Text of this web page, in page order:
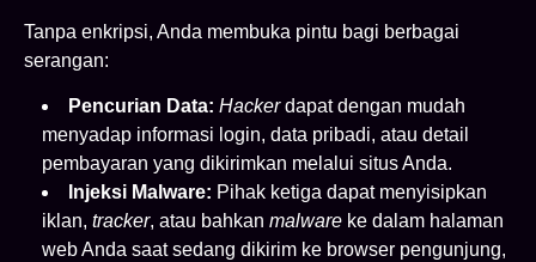
Tanpa enkripsi, Anda membuka pintu bagi berbagai
serangan:
Pencurian Data: Hackerdapat dengan mudah
menyadap informasi login, data pribadi, atau detail
pembayaran yang dikirimkan melalui situs Anda.
Injeksi Malware: Pihak ketiga dapat menyisipkan
iklan, tracker, atau bahkan malware ke dalam halaman
web Anda saat sedang dikirim ke browser pengunjung,